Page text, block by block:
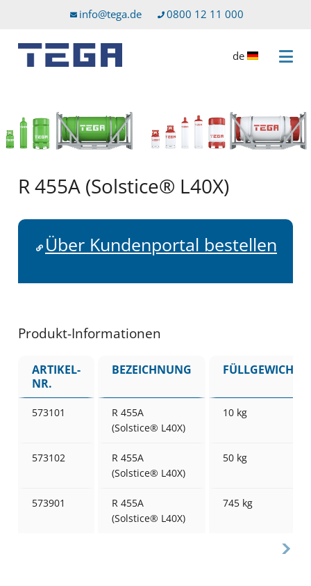
zum Servicemenüinfo@tega.de 0800 12 11 000
Menü
de
R 455A (Solstice® L40X)
Über Kundenportal bestellen
Produkt-Informationen
ARTIKEL-
NR.
BEZEICHNUNG FÜLLGEWICHT
573101
R 455A
(Solstice® L40X)
10 kg
573102
R 455A
(Solstice® L40X)
50 kg
573901
R 455A
(Solstice® L40X)
745 kg